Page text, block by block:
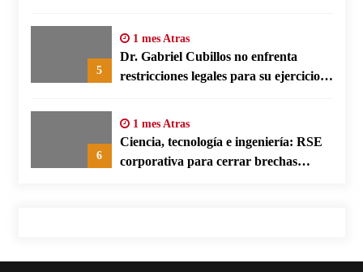
5
1 mes Atras
Dr. Gabriel Cubillos no enfrenta
restricciones legales para su ejercicio,
6
1 mes Atras
Ciencia, tecnología e ingeniería: RSE
corporativa para cerrar brechas